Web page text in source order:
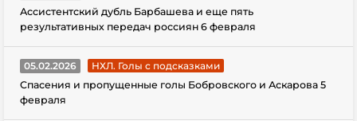
Ассистентский дубль Барбашева и еще пять
результативных передач россиян 6 февраля
05.02.2026
НХЛ. Голы с подсказками
Спасения и пропущенные голы Бобровского и Аскарова 5
февраля